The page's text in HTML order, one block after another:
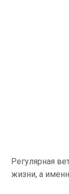
Регулярная
жизни, а